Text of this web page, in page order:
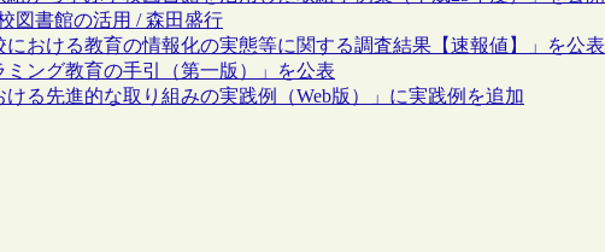
図書館の活用 / 森田盛行
おける教育の情報化の実態等に関する調査結果【速報値】」を公表
ング教育の手引（第一版）」を公表
る先進的な取り組みの実践例（Web版）」に実践例を追加